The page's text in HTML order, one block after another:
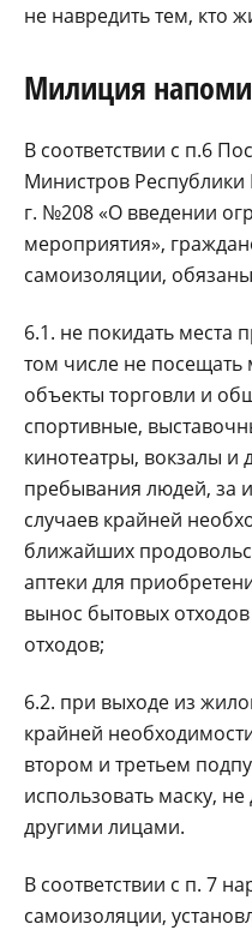
не навредить тем, кто
Милиция
В соответствии с п.6
Министров Республики
г. №208 «О введении
мероприятия»,
самоизоляции,
6.1. не покидать места
том числе не посещать
объекты торговли и
спортивные,
кинотеатры, вокзалы и
пребывания людей, за
случаев крайней
ближайших
аптеки для
вынос бытовых
отходов;
6.2. при выходе из
крайней
втором и третьем
использовать маску, не
другими лицами.
В соответствии с п. 7
самоизоляции,